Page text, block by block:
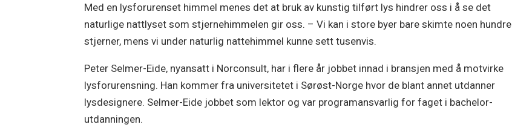
Med en lysforurenset himmel menes det at bruk av kunstig tilført lys hindrer oss i å se det
naturlige nattlyset som stjernehimmelen gir oss. – Vi kan i store byer bare skimte noen hundre
stjerner, mens vi under naturlig nattehimmel kunne sett tusenvis.
Peter Selmer-Eide, nyansatt i Norconsult, har i flere år jobbet innad i bransjen med å motvirke
lysforurensning. Han kommer fra universitetet i Sørøst-Norge hvor de blant annet utdanner
lysdesignere. Selmer-Eide jobbet som lektor og var programansvarlig for faget i bachelor-
utdanningen.